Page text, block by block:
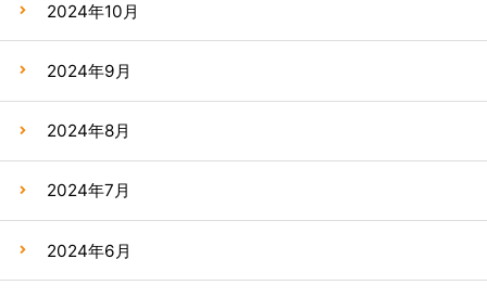
2024年10月
2024年9月
2024年8月
2024年7月
2024年6月